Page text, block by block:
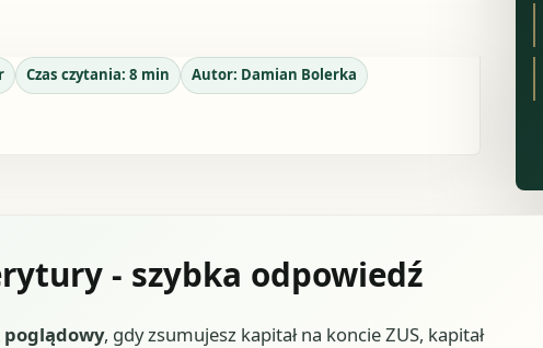
Czas czytania: 8 min Autor: Damian Bolerka
- szybka odpowiedź
, gdy zsumujesz kapitał na koncie ZUS, kapitał